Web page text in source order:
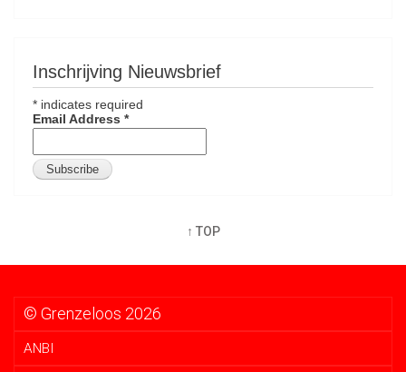
Inschrijving Nieuwsbrief
* indicates required
Email Address *
↑ TOP
© Grenzeloos 2026
ANBI